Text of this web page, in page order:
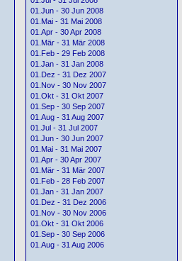
01.Jun - 30 Jun 2008
01.Mai - 31 Mai 2008
01.Apr - 30 Apr 2008
01.Mär - 31 Mär 2008
01.Feb - 29 Feb 2008
01.Jan - 31 Jan 2008
01.Dez - 31 Dez 2007
01.Nov - 30 Nov 2007
01.Okt - 31 Okt 2007
01.Sep - 30 Sep 2007
01.Aug - 31 Aug 2007
01.Jul - 31 Jul 2007
01.Jun - 30 Jun 2007
01.Mai - 31 Mai 2007
01.Apr - 30 Apr 2007
01.Mär - 31 Mär 2007
01.Feb - 28 Feb 2007
01.Jan - 31 Jan 2007
01.Dez - 31 Dez 2006
01.Nov - 30 Nov 2006
01.Okt - 31 Okt 2006
01.Sep - 30 Sep 2006
01.Aug - 31 Aug 2006